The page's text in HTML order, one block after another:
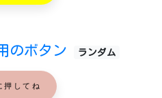
のボタン ランダム
押してね